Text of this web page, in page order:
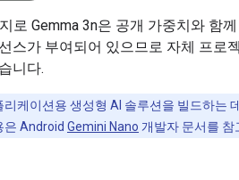
로 Gemma 3n은 공개 가중치와 함
스가 부여되어 있으므로 자체 프로
니다.
케이션용 생성형 AI 솔루션을 빌드하는
은 Android Gemini Nano 개발자 문서를 참